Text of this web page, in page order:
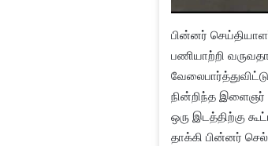
பின்னர்
பணியாற்றி
நின்றிந்த இளைஞர்
ஒரு இடத்திற்கு
தாக்கி பின்னர்